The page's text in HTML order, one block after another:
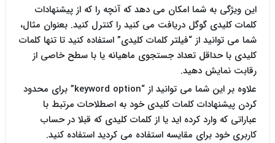
این ویژگی به شما امکان می دهد که آنچه را که از پیشنهادات
کلمات کلیدی گوگل دریافت می کنید را کنترل کنید. بعنوان مثال،
شما می توانید از “فیلتر کلمات کلیدی” استفاده کنید تا تنها کلمات
کلیدی با حداقل تعداد جستجوی ماهیانه یا با سطح خاصی از
رقابت نمایش دهید.
علاوه بر این شما می توانید از “keyword option” برای محدود
کردن پیشنهادات کلمات کلیدی خود به اصطلاحات مرتبط با
عباراتی که وارد کرده اید یا از کلمات کلیدی که قبلا در حساب
کاربری خود برای مقایسه استفاده می کردید استفاده کنید.